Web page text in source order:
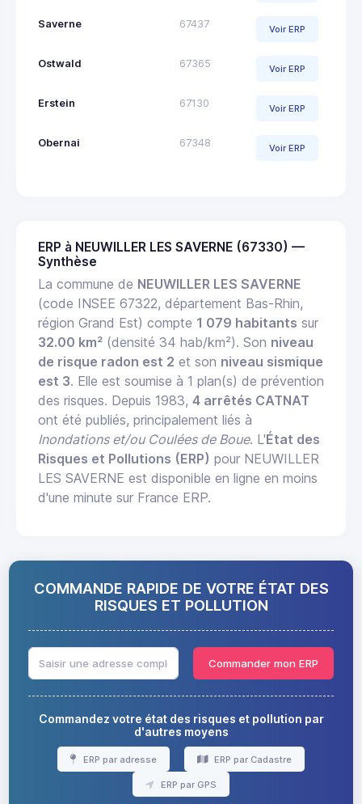
Saverne 67437 Voir ERP
Ostwald 67365 Voir ERP
Erstein 67130 Voir ERP
Obernai 67348 Voir ERP
ERP à NEUWILLER LES SAVERNE (67330) —
Synthèse
La commune de NEUWILLER LES SAVERNE
(code INSEE 67322, département Bas-Rhin,
région Grand Est) compte 1 079 habitants sur
32.00 km² (densité 34 hab/km²). Son niveau
de risque radon est 2 et son niveau sismique
est 3. Elle est soumise à 1 plan(s) de prévention
des risques. Depuis 1983, 4 arrêtés CATNAT
ont été publiés, principalement liés à
Inondations et/ou Coulées de Boue. L'État des
Risques et Pollutions (ERP) pour NEUWILLER
LES SAVERNE est disponible en ligne en moins
d'une minute sur France ERP.
COMMANDE RAPIDE DE VOTRE ÉTAT DES
RISQUES ET POLLUTION
Commander mon ERP
Commandez votre état des risques et pollution par
d'autres moyens
ERP par adresse ERP par Cadastre
ERP par GPS